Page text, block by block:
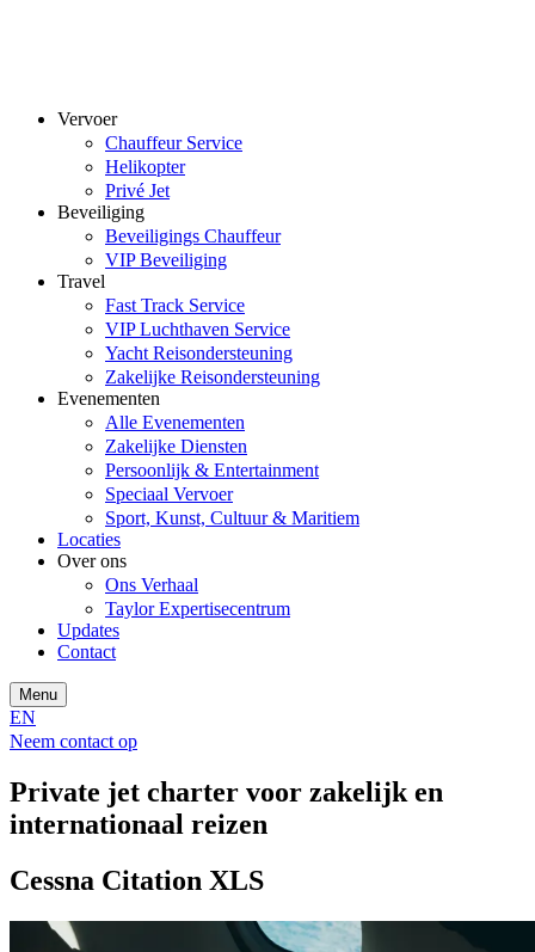
Vervoer
Chauffeur Service
Helikopter
Privé Jet
Beveiliging
Beveiligings Chauffeur
VIP Beveiliging
Travel
Fast Track Service
VIP Luchthaven Service
Yacht Reisondersteuning
Zakelijke Reisondersteuning
Evenementen
Alle Evenementen
Zakelijke Diensten
Persoonlijk & Entertainment
Speciaal Vervoer
Sport, Kunst, Cultuur & Maritiem
Locaties
Over ons
Ons Verhaal
Taylor Expertisecentrum
Updates
Contact
Menu
EN
Neem contact op
Private jet charter voor zakelijk en
internationaal reizen
Cessna Citation XLS